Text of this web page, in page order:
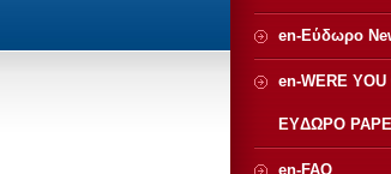
en-Εύδωρο
en-WERE YOU
EYΔΩΡΟ
en-FAQ